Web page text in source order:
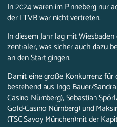
In 2024 waren im Pinneberg nur
der LTVB war nicht vertreten.
In diesem Jahr lag mit
zentraler, was sicher auch dazu
an den Start gingen.
Damit eine große Konkurrenz für
bestehend aus Ingo Bauer/
Casino Nürnberg), Sebastian
Gold-Casino Nürnberg) und
(TSC Savoy München)mit der